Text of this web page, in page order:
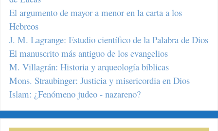
El argumento de mayor a menor en la carta a los
Hebreos
J. M. Lagrange: Estudio científico de la Palabra de Dios
El manuscrito más antiguo de los evangelios
M. Villagrán: Historia y arqueología bíblicas
Mons. Straubinger: Justicia y misericordia en Dios
Islam: ¿Fenómeno judeo - nazareno?